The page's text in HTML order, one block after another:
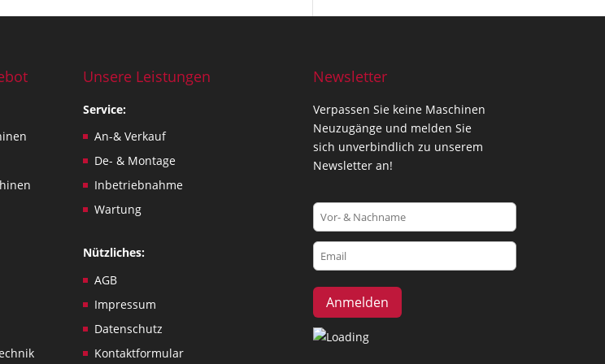
Unsere Leistungen
Service:
An-& Verkauf
De- & Montage
Inbetriebnahme
Wartung
Nützliches:
AGB
Impressum
Datenschutz
Kontaktformular
Newsletter
Verpassen Sie keine Maschinen
Neuzugänge und melden Sie
sich unverbindlich zu unserem
Newsletter an!